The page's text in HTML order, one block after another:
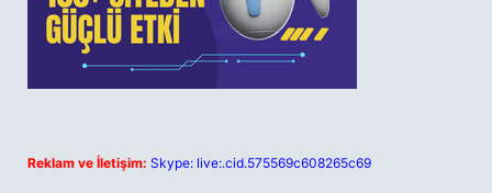
Reklam ve İletişim: Skype: live:.cid.575569c608265c69